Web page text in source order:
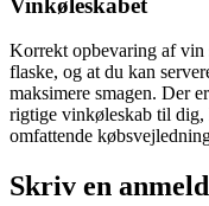
Korrekt opbevaring af vin
flaske, og at du kan
maksimere smagen. Der
rigtige vinkøleskab til dig,
omfattende
Skriv en